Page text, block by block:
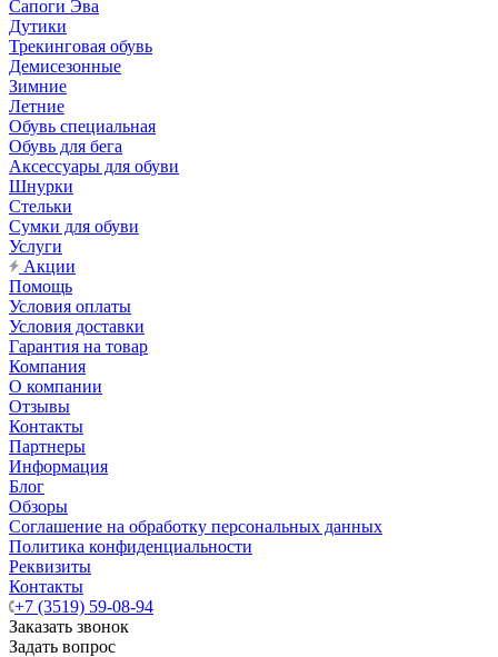
Сапоги Эва
Дутики
Трекинговая обувь
Демисезонные
Зимние
Летние
Обувь специальная
Обувь для бега
Аксессуары для обуви
Шнурки
Стельки
Сумки для обуви
Услуги
Акции
Помощь
Условия оплаты
Условия доставки
Гарантия на товар
Компания
О компании
Отзывы
Контакты
Партнеры
Информация
Блог
Обзоры
Соглашение на обработку персональных данных
Политика конфиденциальности
Реквизиты
Контакты
+7 (3519) 59-08-94
Заказать звонок
Задать вопрос